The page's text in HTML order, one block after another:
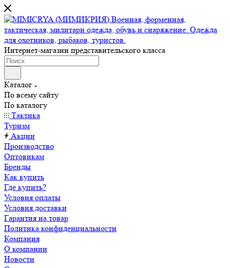
Интернет-магазин представительского класса
Каталог
По всему сайту
По каталогу
Тактика
Туризм
Акции
Производство
Оптовикам
Бренды
Как купить
Где купить?
Условия оплаты
Условия доставки
Гарантия на товар
Политика конфиденциальности
Компания
О компании
Новости